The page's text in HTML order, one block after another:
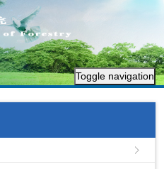
Toggle navigation